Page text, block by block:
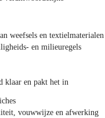
weefsels en textielmaterialen
en milieuregels
klaar en pakt het in
vouwwijze en afwerking